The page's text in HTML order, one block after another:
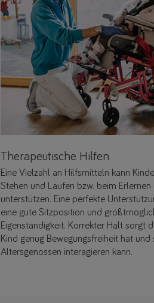
Therapeutische Hilfen
Eine Vielzahl an Hilfsmitteln kann
Stehen und Laufen bzw. beim Erlernen
unterstützen. Eine perfekte
eine gute Sitzposition und
Eigenständigkeit. Korrekter Halt sorgt
Kind genug Bewegungsfreiheit hat und
Altersgenossen interagieren kann.